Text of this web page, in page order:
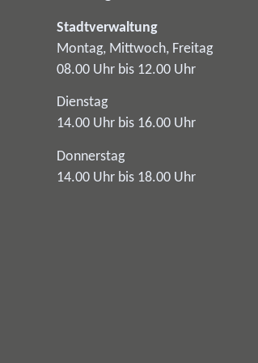
Stadtverwaltung
Montag, Mittwoch, Freitag
08.00 Uhr bis 12.00 Uhr
Dienstag
14.00 Uhr bis 16.00 Uhr
Donnerstag
14.00 Uhr bis 18.00 Uhr